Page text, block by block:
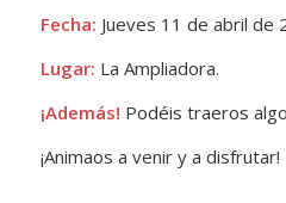
Fecha: Jueves 11 de abril de
Lugar: La Ampliadora.
¡Además! Podéis traeros
¡Animaos a venir y a disfrutar!